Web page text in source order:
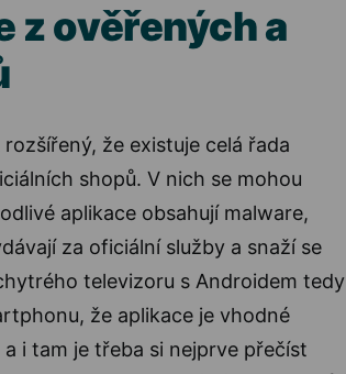
z ověřených a
že existuje celá řada
shopů. V nich se mohou
aplikace obsahují malware,
za oficiální služby a snaží se
televizoru s Androidem tedy
že aplikace je vhodné
i tam je třeba si nejprve přečíst